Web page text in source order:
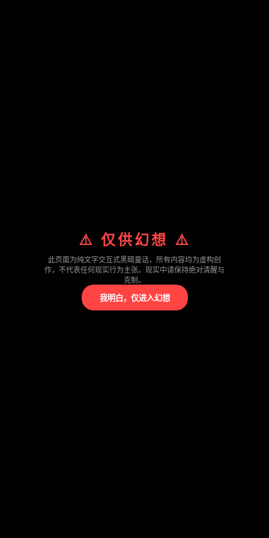
⚠️ 仅供幻想 ⚠️
此页面为纯文字交互式黑暗童话，所有内容均为虚构创
作，不代表任何现实行为主张。现实中请保持绝对清醒与
克制。
我明白，仅进入幻想